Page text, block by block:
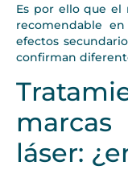
Es por ello que el
recomendable
efectos
confirman
láser: